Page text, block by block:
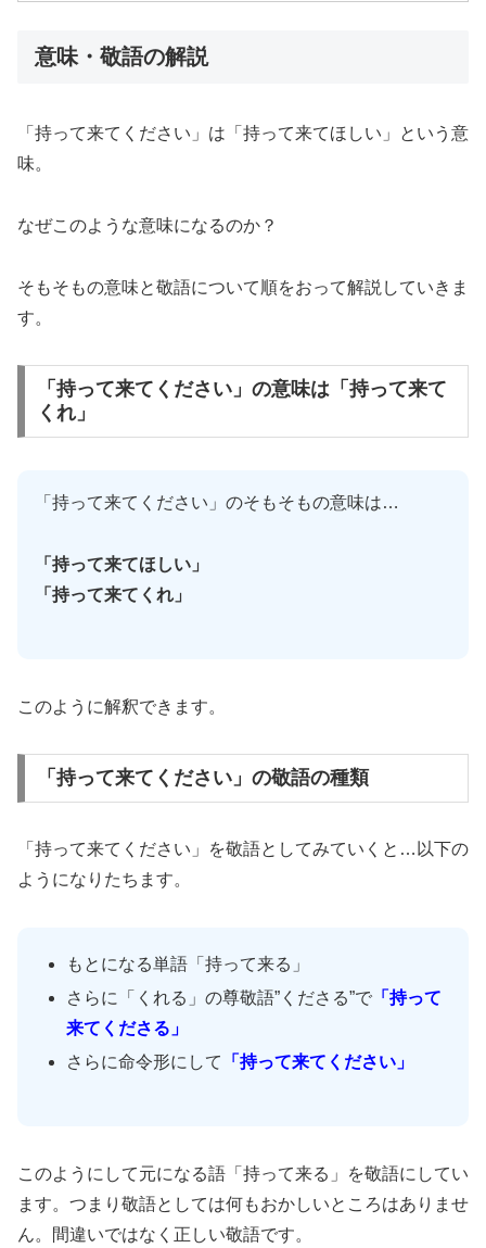
意味・敬語の解説
「持って来てください」は「持って来てほしい」という意
味。
なぜこのような意味になるのか？
そもそもの意味と敬語について順をおって解説していきま
す。
「持って来てください」の意味は「持って来て
くれ」
「持って来てください」のそもそもの意味は…
「持って来てほしい」
「持って来てくれ」
このように解釈できます。
「持って来てください」の敬語の種類
「持って来てください」を敬語としてみていくと…以下の
ようになりたちます。
もとになる単語「持って来る」
さらに「くれる」の尊敬語”くださる”で 「持って
来てくださる」
さらに命令形にして
「持って来てください」
このようにして元になる語「持って来る」を敬語にしてい
ます。つまり敬語としては何もおかしいところはありませ
ん。間違いではなく正しい敬語です。